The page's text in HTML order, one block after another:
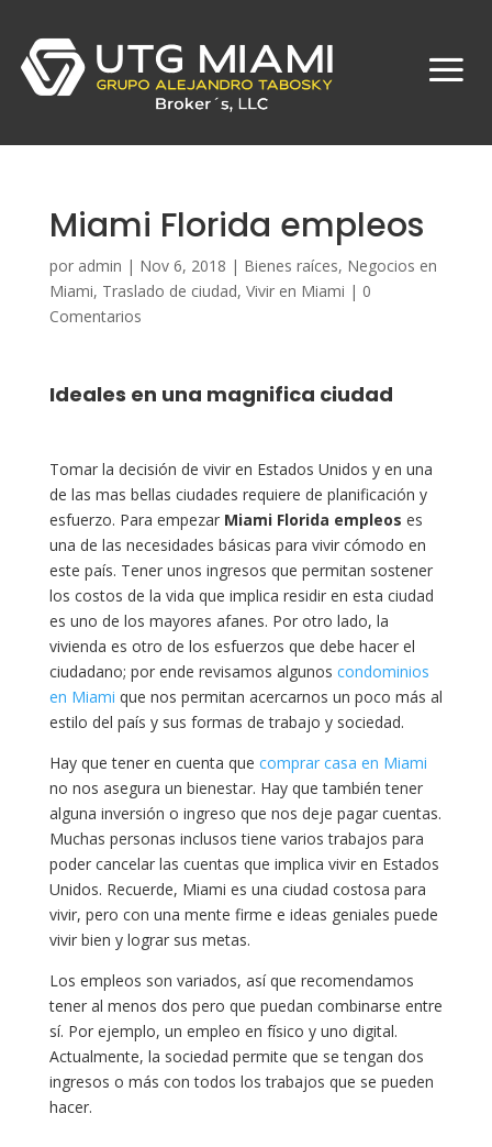
Miami Florida empleos
por admin | Nov 6, 2018 | Bienes raíces, Negocios en
Miami, Traslado de ciudad, Vivir en Miami | 0
Comentarios
Ideales en una magnifica ciudad
Tomar la decisión de vivir en Estados Unidos y en una
de las mas bellas ciudades requiere de planificación y
esfuerzo. Para empezar Miami Florida empleos es
una de las necesidades básicas para vivir cómodo en
este país. Tener unos ingresos que permitan sostener
los costos de la vida que implica residir en esta ciudad
es uno de los mayores afanes. Por otro lado, la
vivienda es otro de los esfuerzos que debe hacer el
ciudadano; por ende revisamos algunos condominios
en Miami que nos permitan acercarnos un poco más al
estilo del país y sus formas de trabajo y sociedad.
Hay que tener en cuenta que comprar casa en Miami
no nos asegura un bienestar. Hay que también tener
alguna inversión o ingreso que nos deje pagar cuentas.
Muchas personas inclusos tiene varios trabajos para
poder cancelar las cuentas que implica vivir en Estados
Unidos. Recuerde, Miami es una ciudad costosa para
vivir, pero con una mente firme e ideas geniales puede
vivir bien y lograr sus metas.
Los empleos son variados, así que recomendamos
tener al menos dos pero que puedan combinarse entre
sí. Por ejemplo, un empleo en físico y uno digital.
Actualmente, la sociedad permite que se tengan dos
ingresos o más con todos los trabajos que se pueden
hacer.